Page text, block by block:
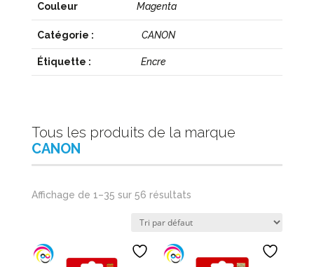
Couleur Magenta
Catégorie : CANON
Étiquette : Encre
Tous les produits de la marque
CANON
Affichage de 1–35 sur 56 résultats